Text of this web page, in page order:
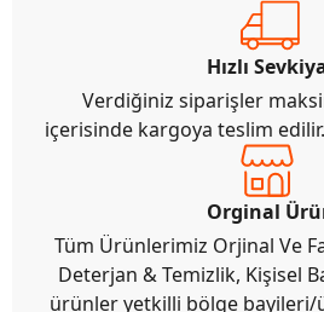
Hızlı
Verdiğiniz siparişler
içerisinde kargoya teslim
Orginal
Tüm Ürünlerimiz Orjinal Ve
Deterjan & Temizlik, Kişisel
ürünler yetkilli bölge